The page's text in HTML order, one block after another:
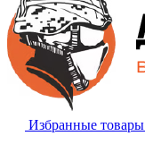
Избранные товары